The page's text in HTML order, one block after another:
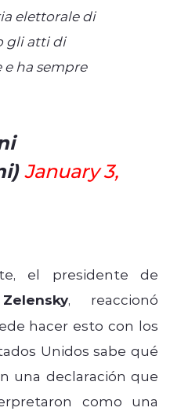
elettorale di
gli atti di
ha sempre
January 3,
el presidente de
, reaccionó
hacer esto con los
Unidos sabe qué
una declaración que
como una